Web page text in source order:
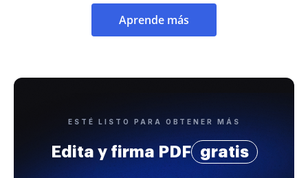
Aprende más
ESTÉ LISTO PARA OBTENER MÁS
Edita y firma PDF gratis